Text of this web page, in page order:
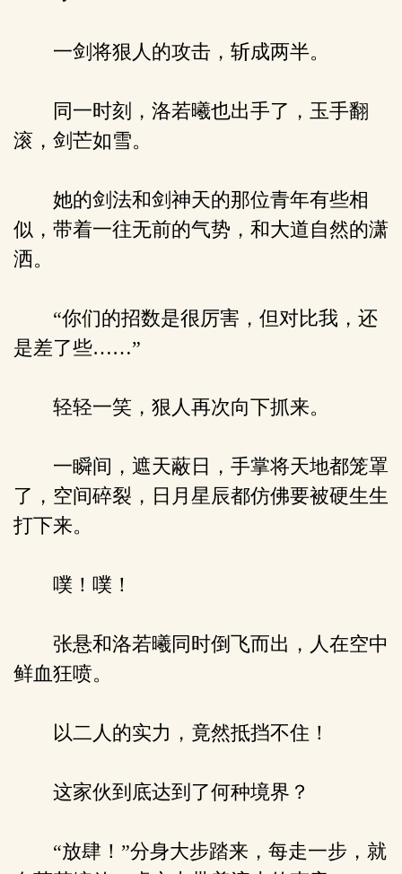
一剑将狠人的攻击，斩成两半。
同一时刻，洛若曦也出手了，玉手翻
滚，剑芒如雪。
她的剑法和剑神天的那位青年有些相
似，带着一往无前的气势，和大道自然的潇
洒。
“你们的招数是很厉害，但对比我，还
是差了些……”
轻轻一笑，狠人再次向下抓来。
一瞬间，遮天蔽日，手掌将天地都笼罩
了，空间碎裂，日月星辰都仿佛要被硬生生
打下来。
噗！噗！
张悬和洛若曦同时倒飞而出，人在空中
鲜血狂喷。
以二人的实力，竟然抵挡不住！
这家伙到底达到了何种境界？
“放肆！”分身大步踏来，每走一步，就